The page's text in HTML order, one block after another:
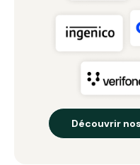
Découvrir